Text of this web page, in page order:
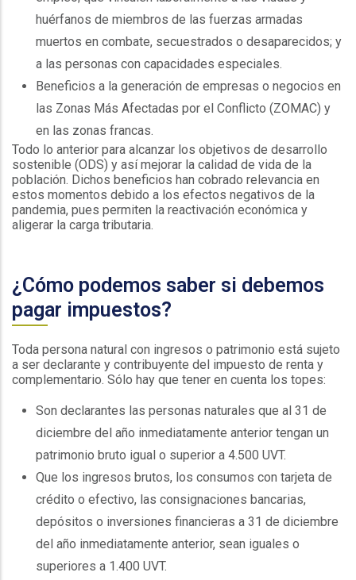
huérfanos de miembros de las fuerzas armadas
muertos en combate, secuestrados o desaparecidos; y
a las personas con capacidades especiales.
Beneficios a la generación de empresas o negocios en
las Zonas Más Afectadas por el Conflicto (ZOMAC) y
en las zonas francas.
Todo lo anterior para alcanzar los objetivos de desarrollo
sostenible (ODS) y así mejorar la calidad de vida de la
población. Dichos beneficios han cobrado relevancia en
estos momentos debido a los efectos negativos de la
pandemia, pues permiten la reactivación económica y
aligerar la carga tributaria.
¿Cómo podemos saber si debemos
pagar impuestos?
Toda persona natural con ingresos o patrimonio está sujeto
a ser declarante y contribuyente del impuesto de renta y
complementario. Sólo hay que tener en cuenta los topes:
Son declarantes las personas naturales que al 31 de
diciembre del año inmediatamente anterior tengan un
patrimonio bruto igual o superior a 4.500 UVT.
Que los ingresos brutos, los consumos con tarjeta de
crédito o efectivo, las consignaciones bancarias,
depósitos o inversiones financieras a 31 de diciembre
del año inmediatamente anterior, sean iguales o
superiores a 1.400 UVT.